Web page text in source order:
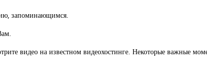
запоминающимся.
видео на известном видеохостинге. Некоторые важные